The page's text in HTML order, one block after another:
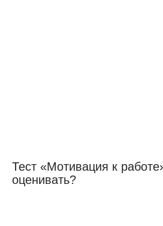
Тест «Мотивация к
оценивать?